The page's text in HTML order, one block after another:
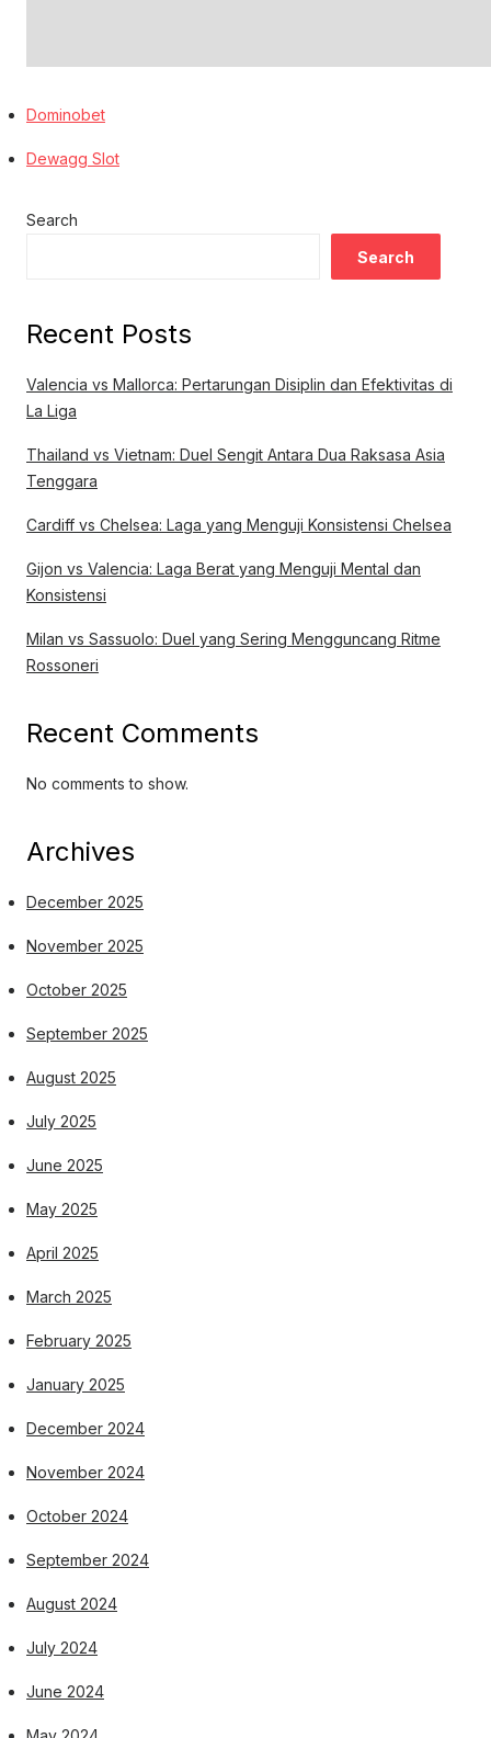
Dominobet
Dewagg Slot
Search
Search
Recent Posts
Valencia vs Mallorca: Pertarungan Disiplin dan Efektivitas di
La Liga
Thailand vs Vietnam: Duel Sengit Antara Dua Raksasa Asia
Tenggara
Cardiff vs Chelsea: Laga yang Menguji Konsistensi Chelsea
Gijon vs Valencia: Laga Berat yang Menguji Mental dan
Konsistensi
Milan vs Sassuolo: Duel yang Sering Mengguncang Ritme
Rossoneri
Recent Comments
No comments to show.
Archives
December 2025
November 2025
October 2025
September 2025
August 2025
July 2025
June 2025
May 2025
April 2025
March 2025
February 2025
January 2025
December 2024
November 2024
October 2024
September 2024
August 2024
July 2024
June 2024